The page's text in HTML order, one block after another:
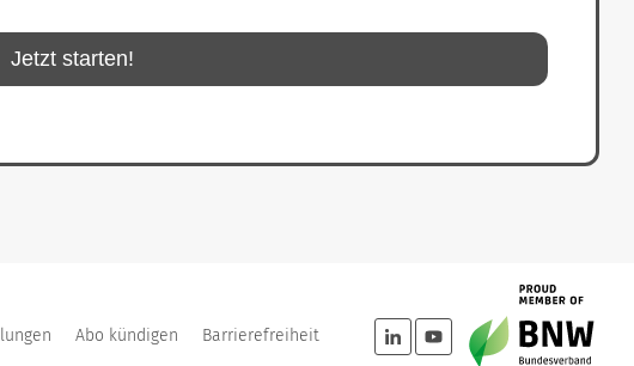
Jetzt starten!
Abo kündigen Barrierefreiheit